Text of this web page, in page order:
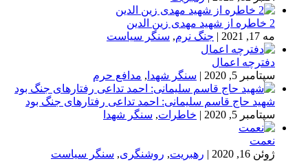
2 خاطره از شهید مهدی زین الدین
مه 17, 2021
| جنگ نرم, سنگر سیاست
دفترچه اعمال
سپتامبر 5, 2020
| سنگر شهدا , مدافع حرم
شهید حاج قاسم سلیمانی: احمد تداعی رفتارهای جنگ بود
سپتامبر 5, 2020
| خاطرات, سنگر شهدا
نعمت
ژوئن 16, 2020
| رهبریت, روشنگری, سنگر سیاست